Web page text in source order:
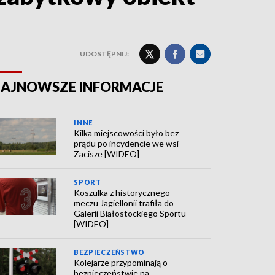
UDOSTĘPNIJ:
INFORMACJE
INNE
Kilka miejscowości było bez
prądu po incydencie we wsi
Zacisze [WIDEO]
SPORT
Koszulka z historycznego
meczu Jagiellonii trafiła do
Galerii Białostockiego Sportu
[WIDEO]
BEZPIECZEŃSTWO
Kolejarze przypominają o
bezpieczeństwie na